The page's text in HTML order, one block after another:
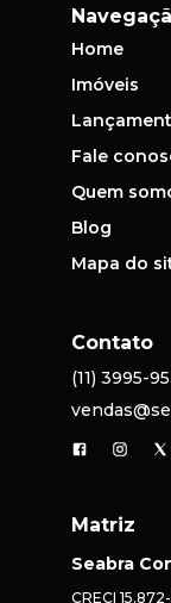
Home
Imóveis
Fale
Quem
Blog
Mapa do
Contato
(11) 3995-
Matriz
Seabra
CRECI